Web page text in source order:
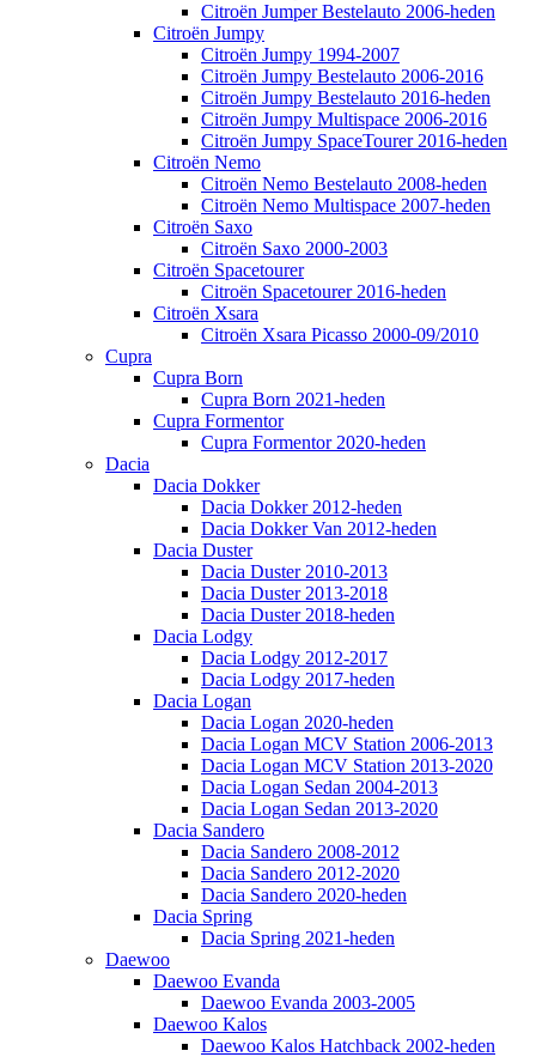
Citroën Jumper Bestelauto 2006-heden
Citroën Jumpy
Citroën Jumpy 1994-2007
Citroën Jumpy Bestelauto 2006-2016
Citroën Jumpy Bestelauto 2016-heden
Citroën Jumpy Multispace 2006-2016
Citroën Jumpy SpaceTourer 2016-heden
Citroën Nemo
Citroën Nemo Bestelauto 2008-heden
Citroën Nemo Multispace 2007-heden
Citroën Saxo
Citroën Saxo 2000-2003
Citroën Spacetourer
Citroën Spacetourer 2016-heden
Citroën Xsara
Citroën Xsara Picasso 2000-09/2010
Cupra
Cupra Born
Cupra Born 2021-heden
Cupra Formentor
Cupra Formentor 2020-heden
Dacia
Dacia Dokker
Dacia Dokker 2012-heden
Dacia Dokker Van 2012-heden
Dacia Duster
Dacia Duster 2010-2013
Dacia Duster 2013-2018
Dacia Duster 2018-heden
Dacia Lodgy
Dacia Lodgy 2012-2017
Dacia Lodgy 2017-heden
Dacia Logan
Dacia Logan 2020-heden
Dacia Logan MCV Station 2006-2013
Dacia Logan MCV Station 2013-2020
Dacia Logan Sedan 2004-2013
Dacia Logan Sedan 2013-2020
Dacia Sandero
Dacia Sandero 2008-2012
Dacia Sandero 2012-2020
Dacia Sandero 2020-heden
Dacia Spring
Dacia Spring 2021-heden
Daewoo
Daewoo Evanda
Daewoo Evanda 2003-2005
Daewoo Kalos
Daewoo Kalos Hatchback 2002-heden